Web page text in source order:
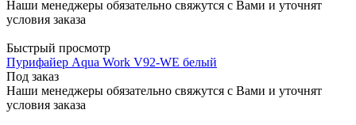
Наши менеджеры обязательно свяжутся с Вами и уточнят
условия заказа
Быстрый просмотр
Пурифайер Aqua Work V92-WE белый
Под заказ
Наши менеджеры обязательно свяжутся с Вами и уточнят
условия заказа